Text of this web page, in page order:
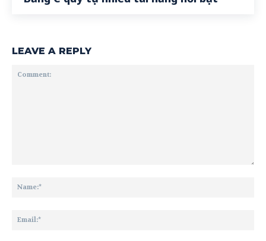
LEAVE A REPLY